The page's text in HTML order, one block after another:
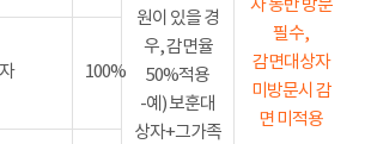
자 동반 방문
필수,
감면대상자
미방문시 감
면 미적용
원이 있을 경
우, 감면율
50%적용
-예) 보훈대
상자+그가족
100%